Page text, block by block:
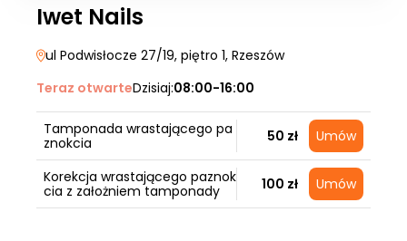
Iwet Nails
ul Podwisłocze 27/19, piętro 1, Rzeszów
Teraz otwarteDzisiaj:08:00-16:00
Tamponada wrastającego pa
znokcia
50 zł Umów
Korekcja wrastającego paznok
cia z założniem tamponady
100 zł Umów